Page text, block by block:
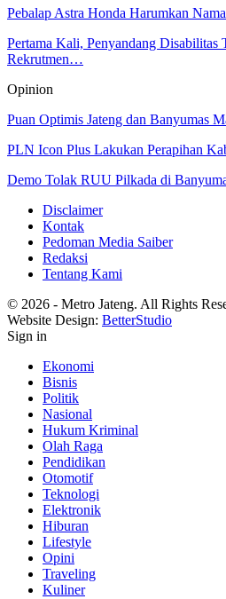
Pebalap Astra Honda Harumkan
Pertama Kali, Penyandang Disabilitas
Rekrutmen…
Opinion
Puan Optimis Jateng dan Banyumas
PLN Icon Plus Lakukan Perapihan
Demo Tolak RUU Pilkada di
Disclaimer
Kontak
Pedoman Media Saiber
Redaksi
Tentang Kami
© 2026 - Metro Jateng. All Rights
Website Design: BetterStudio
Sign in
Ekonomi
Bisnis
Politik
Nasional
Hukum Kriminal
Olah Raga
Pendidikan
Otomotif
Teknologi
Elektronik
Hiburan
Lifestyle
Opini
Traveling
Kuliner